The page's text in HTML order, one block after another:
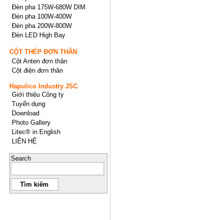
Đèn pha 175W-680W DIM
Đèn pha 100W-400W
Đèn pha 200W-800W
Đèn LED High Bay
CỘT THÉP ĐƠN THÂN
Cột Anten đơn thân
Cột điện đơn thân
Hapulico Industry JSC
Giới thiệu Công ty
Tuyển dụng
Download
Photo Gallery
Litec® in English
LIÊN HỆ
Search